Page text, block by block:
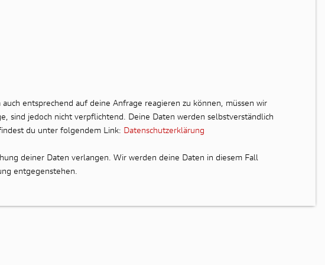
entsprechend auf deine Anfrage reagieren zu können, müssen wir
jedoch nicht verpflichtend. Deine Daten werden selbstverständlich
du unter folgendem Link: Datenschutzerklärung
deiner Daten verlangen. Wir werden deine Daten in diesem Fall
entgegenstehen.